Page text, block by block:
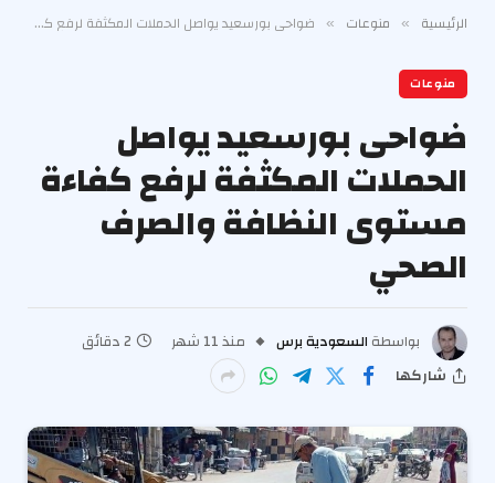
الرئيسية » منوعات » ضواحى بورسعيد يواصل الحملات المكثفة لرفع كفاءة مستوى النظافة والصرف الصحي
منوعات
ضواحى بورسعيد يواصل
الحملات المكثفة لرفع كفاءة
مستوى النظافة والصرف
الصحي
بواسطة السعودية برس منذ 11 شهر
2 دقائق
شاركها